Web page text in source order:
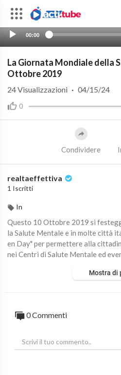
00:00
La Giornata Mondiale della
Ottobre 2019
0
24Visualizzazioni · 04/15/24
Condividere
realtaeffettiva
1 Iscritti
In
Questo 10 Ottobre 2019 si
la Salute Mentale e in molte città
en Day" per permettere alla
nei Centri di Salute Mentale ed
Ansia, panico, depressione,
#openday #salutementale #2019
ISCRIVETEVI AL MIO CANALE ►
Vi interessano la Psichiatria e le
Mostra di
0 Commenti